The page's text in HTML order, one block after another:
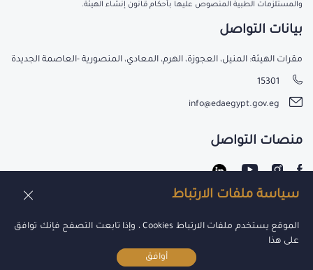
سياسة ملفات الارتباط
الموقع يستخدم ملفات الارتباط Cookies ، وإذا تابعت التصفح فإنك توافق
على هذا
أوافق
والمستلزمات الطبية المنصوص عليها بأحكام قانون إنشاء الهيئة.
بيانات التواصل
مقرات الهيئة: المنيل، العجوزة، الهرم، المعادي، المنصورية -العاصمة الجديدة
15301
info@edaegypt.gov.eg
منصات التواصل
جميع الحقوق محفوظة لدي هيئة الدواء 2021